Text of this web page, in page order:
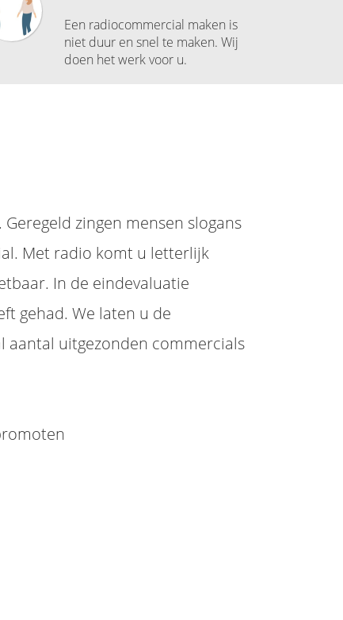
Een radiocommercial maken is
niet duur en snel te maken. Wij
doen het werk voor u.
zingen mensen slogans
Met radio komt u letterlijk
In de eindevaluatie
gehad. We laten u de
aantal uitgezonden commercials